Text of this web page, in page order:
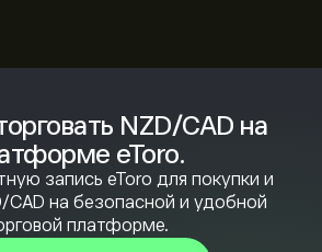
NZD/CAD на
eToro.
запись eToro для покупки и
на безопасной и удобной
платформе.